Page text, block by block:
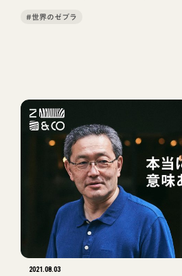
#世界のゼブラ
2021.08.03